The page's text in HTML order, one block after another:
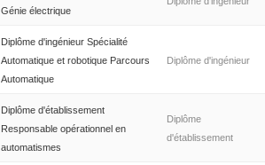
Génie électrique
Diplôme d'ingénieur Spécialité
Automatique et robotique Parcours
Automatique
Diplôme d'ingénieur
Diplôme d'établissement
Responsable opérationnel en
automatismes
Diplôme
d'établissement